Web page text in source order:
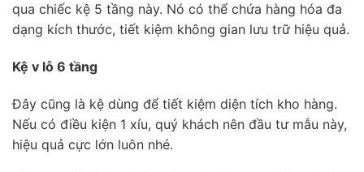
qua chiếc kệ 5 tầng này. Nó có thể chứa hàng hóa đa
dạng kích thước, tiết kiệm không gian lưu trữ hiệu quả.
Kệ v lỗ 6 tầng
Đây cũng là kệ dùng để tiết kiệm diện tích kho hàng.
Nếu có điều kiện 1 xíu, quý khách nên đầu tư mẫu này,
hiệu quả cực lớn luôn nhé.